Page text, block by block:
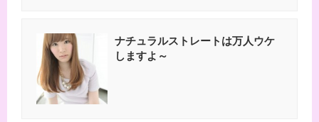
ナチュラルストレートは万人ウケ
しますよ～